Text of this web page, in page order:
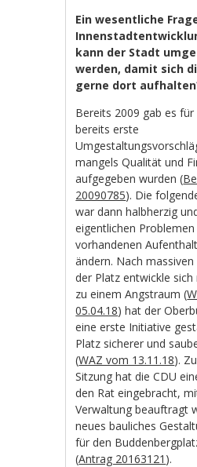
Ein wesentliche
kann der Stadt
werden, damit sich
gerne dort
Bereits 2009 gab es
bereits erste
mangels Qualität und
aufgegeben wurden (
20090785). Die
war dann halbherzig
eigentlichen
vorhandenen
ändern. Nach
der Platz entwickle
zu einem Angstraum (
05.04.18) hat der
eine erste Initiative
Platz sicherer und
(WAZ vom 13.11.18).
Sitzung hat die CDU
den Rat eingebracht,
Verwaltung beauftragt
neues bauliches
für den
(Antrag 20163121 ).